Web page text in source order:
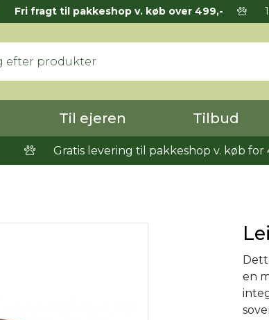
Fri fragt til pakkeshop v. køb over 499,-
Til ejeren Tilbud
Gratis levering til pakkeshop v. køb for
en